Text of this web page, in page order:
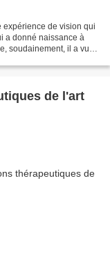
expérience de vision qui
a donné naissance à
soudainement, il a vu le
de l'art